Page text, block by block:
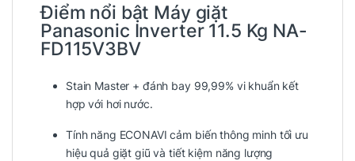
Điểm nổi bật Máy giặt
Panasonic Inverter 11.5 Kg NA-
FD115V3BV
Stain Master + đánh bay 99,99% vi khuẩn kết
hợp với hơi nước.
Tính năng ECONAVI cảm biến thông minh tối ưu
hiệu quả giặt giũ và tiết kiệm năng lượng